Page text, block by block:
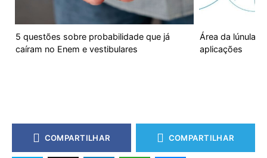
5 questões sobre probabilidade que já
caíram no Enem e vestibulares
Área da lúnula:
aplicações
COMPARTILHAR COMPARTILHAR